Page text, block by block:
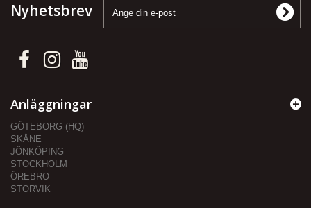
Nyhetsbrev
Anläggningar
GÖTEBORG (HQ)
SKÅNE
JÖNKÖPING
STOCKHOLM
ÖREBRO
STORVIK